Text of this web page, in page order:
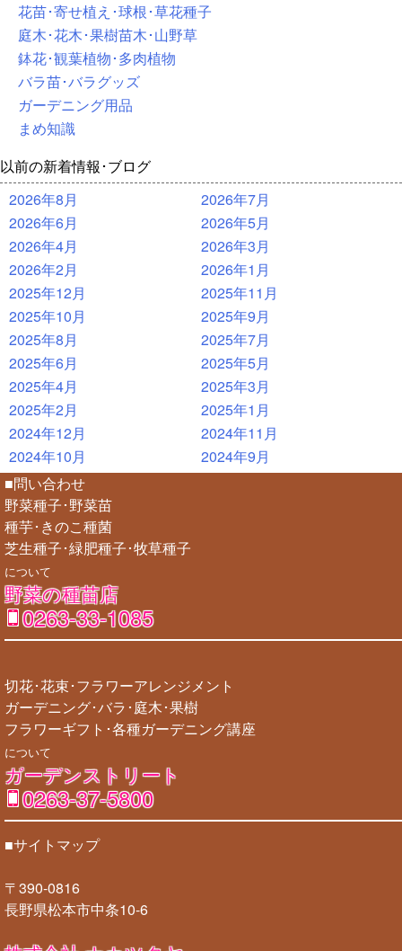
花苗･寄せ植え･球根･草花種子
庭木･花木･果樹苗木･山野草
鉢花･観葉植物･多肉植物
バラ苗･バラグッズ
ガーデニング用品
まめ知識
以前の新着情報･ブログ
2026年8月
2026年7月
2026年6月
2026年5月
2026年4月
2026年3月
2026年2月
2026年1月
2025年12月
2025年11月
2025年10月
2025年9月
2025年8月
2025年7月
2025年6月
2025年5月
2025年4月
2025年3月
2025年2月
2025年1月
2024年12月
2024年11月
2024年10月
2024年9月
■問い合わせ
野菜種子･野菜苗
種芋･きのこ種菌
芝生種子･緑肥種子･牧草種子
について
野菜の種苗店
0263-33-1085
切花･花束･フラワーアレンジメント
ガーデニング･バラ･庭木･果樹
フラワーギフト･各種ガーデニング講座
について
ガーデンストリート
0263-37-5800
■サイトマップ
〒390-0816
長野県松本市中条10-6